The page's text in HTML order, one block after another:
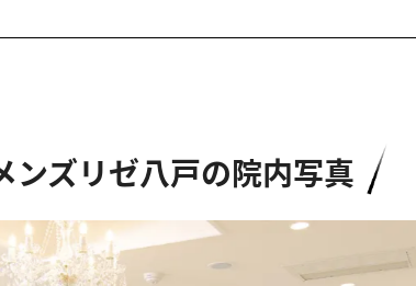
ンズリゼ八戸の院内写真